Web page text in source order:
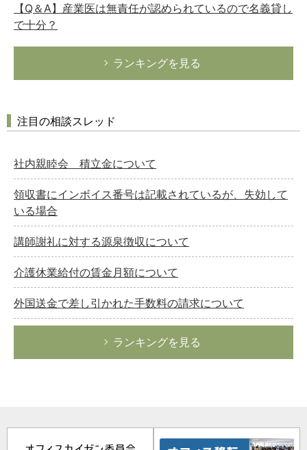
【Q＆A】産業医は無責任が認められているので名義貸し
で十分？
ランキングを見る
注目の相談スレッド
社内親睦会 積立金について
領収書にインボイス番号は記載されているが、失効して
いる場合
講師謝礼に対する源泉徴収について
介護休業給付の賃金月額について
外国送金で差し引かれた手数料の請求について
ランキングを見る